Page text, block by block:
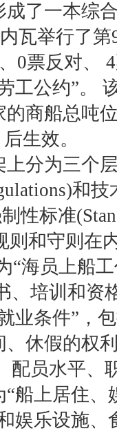
了一本综
瓦举行了
0票反对、
工公约”。
的商船总吨
生效。
分为三个
和
性标准
则和守则在
“海员上船
、培训和资
业条件”，
、休假的权
配员水平、
船上居住、
娱乐设施、